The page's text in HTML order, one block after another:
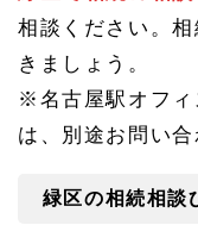
相談ください。
きましょう。
※名古屋駅オフィ
は、別途お問い
緑区の相続相談